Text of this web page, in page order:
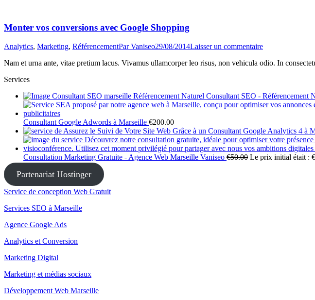
Monter vos conversions avec Google Shopping
Analytics, Marketing, RéférencementParVaniseo29/08/2014Laisser un commentaire
Nam et urna ante, vitae pretium lacus. Vivamus ullamcorper leo risus, non vehicula odio. In
Services
Consultant SEO - Référencement
Consultant Google Adwords à Marseille €200.00
Consultation Marketing Gratuite - Agence Web Marseille Vaniseo €50.00 Le prix initial était :
Partenariat Hostinger
Service de conception Web Gratuit
Services SEO à Marseille
Agence Google Ads
Analytics et Conversion
Marketing Digital
Marketing et médias sociaux
Développement Web Marseille